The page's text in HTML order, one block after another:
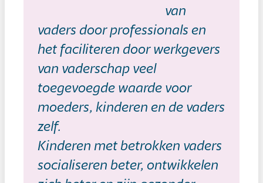
van
vaders door professionals en
het faciliteren door werkgevers
van vaderschap veel
toegevoegde waarde voor
moeders, kinderen en de vaders
zelf.
Kinderen met betrokken vaders
socialiseren beter, ontwikkelen